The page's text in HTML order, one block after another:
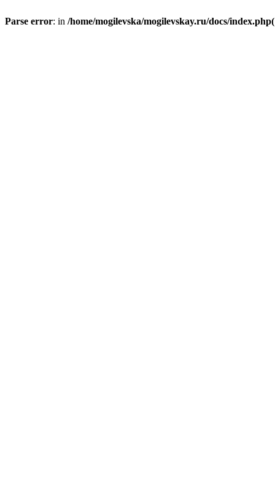
Parse error: in /home/mogilevska/mogilevskay.ru/docs/